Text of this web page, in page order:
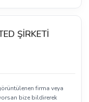
ŞİRKETİ
firma veya
bize bildirerek